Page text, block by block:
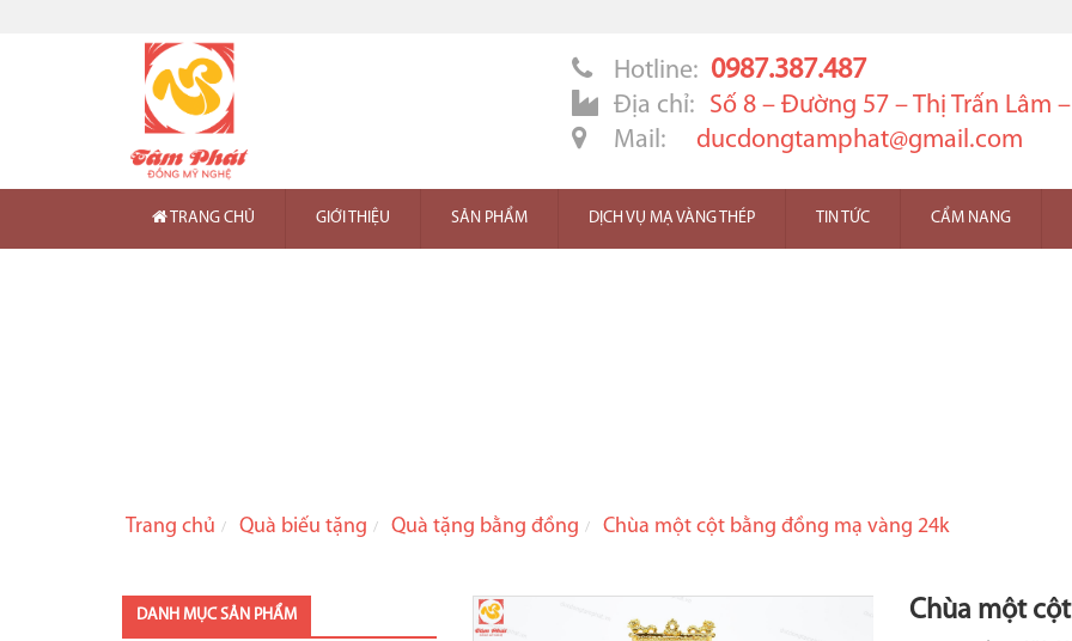
Hotline: 0987.387.487
Địa chỉ:
Số 8 – Đường 57 – Thị Trấn Lâm
Mail:
ducdongtamphat@gmail.com
TRANG CHỦ GIỚI THIỆU SẢN PHẨM DỊCH VỤ MẠ VÀNG THÉP TIN TỨC CẨM NANG
Trang chủ Quà biếu tặng Quà tặng bằng đồng Chùa một cột bằng đồng mạ vàng 24k
DANH MỤC SẢN PHẨM Chùa một